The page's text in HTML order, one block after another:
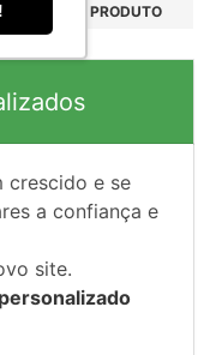
COMPARAR PRODUTO
crescido e se
a confiança e
site.